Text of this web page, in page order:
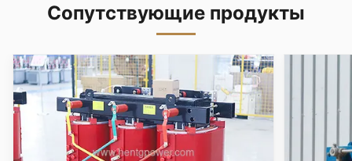
Сопутствующие продукты